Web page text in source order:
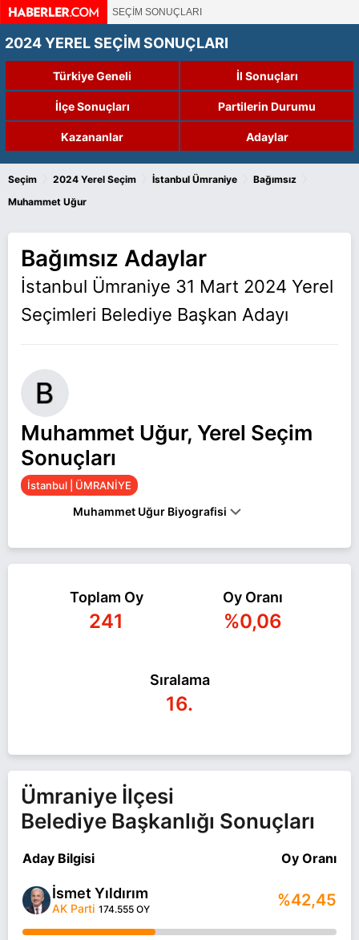
SEÇİM SONUÇLARI
2024 YEREL SEÇİM SONUÇLARI
Türkiye Geneli İl Sonuçları
İlçe Sonuçları Partilerin Durumu
Kazananlar Adaylar
Seçim 2024 Yerel Seçim İstanbul Ümraniye Bağımsız
Muhammet Uğur
Bağımsız Adaylar
İstanbul Ümraniye 31 Mart 2024 Yerel
Seçimleri Belediye Başkan Adayı
Muhammet Uğur, Yerel Seçim
Sonuçları
İstanbul | ÜMRANİYE
Muhammet Uğur Biyografisi
başkan adayı olarak Bağımsız ile 31 Mart 2024
yerel seçimlerinde yarışıyor. Muhammet Uğur ile
ilgili daha fazla bilgi için
Muhammet Uğur
Toplam Oy
241
Oy Oranı
%0,06
Sıralama
16.
Ümraniye İlçesi
Belediye Başkanlığı Sonuçları
Aday Bilgisi Oy Oranı
İsmet Yıldırım
AK Parti 174.555 OY %42,45